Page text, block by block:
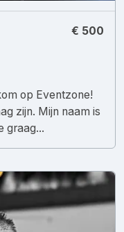
€ 500
op Eventzone!
zijn. Mijn naam is
graag...